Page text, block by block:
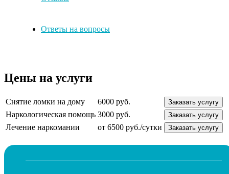
Ответы на вопросы
Цены на услуги
Снятие ломки на дому 6000 руб. Заказать услугу
Наркологическая помощь 3000 руб. Заказать услугу
Лечение наркомании от 6500 руб./сутки Заказать услугу